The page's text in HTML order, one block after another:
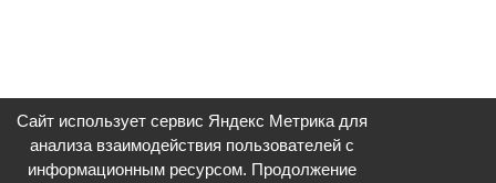
Сайт использует сервис Яндекс Метрика для
анализа взаимодействия пользователей с
информационным ресурсом. Продолжение